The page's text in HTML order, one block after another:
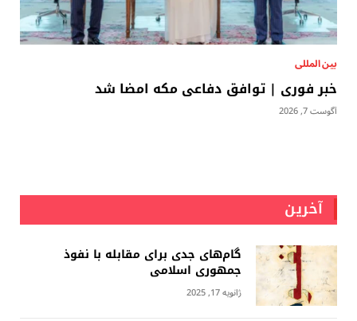
بين المللى
خبر فوری | توافق دفاعی مکه امضا شد
آگوست 7, 2026
آخرین
گام‌های جدی برای مقابله با نفوذ
جمهوری اسلامى
ژانویه 17, 2025